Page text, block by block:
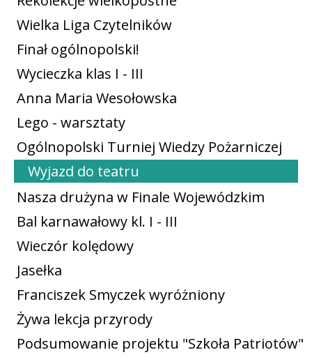
Wielka Liga Czytelników
Finał ogólnopolski!
Wycieczka klas I - III
Anna Maria Wesołowska
Lego - warsztaty
Ogólnopolski Turniej Wiedzy Pożarniczej
Wyjazd do teatru
Nasza drużyna w Finale Wojewódzkim
Bal karnawałowy kl. I - III
Wieczór kolędowy
Jasełka
Franciszek Smyczek wyróżniony
Żywa lekcja przyrody
Podsumowanie projektu "Szkoła Patriotów"